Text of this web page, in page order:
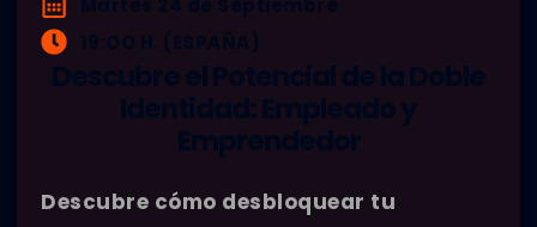
Descubre cómo desbloquear tu